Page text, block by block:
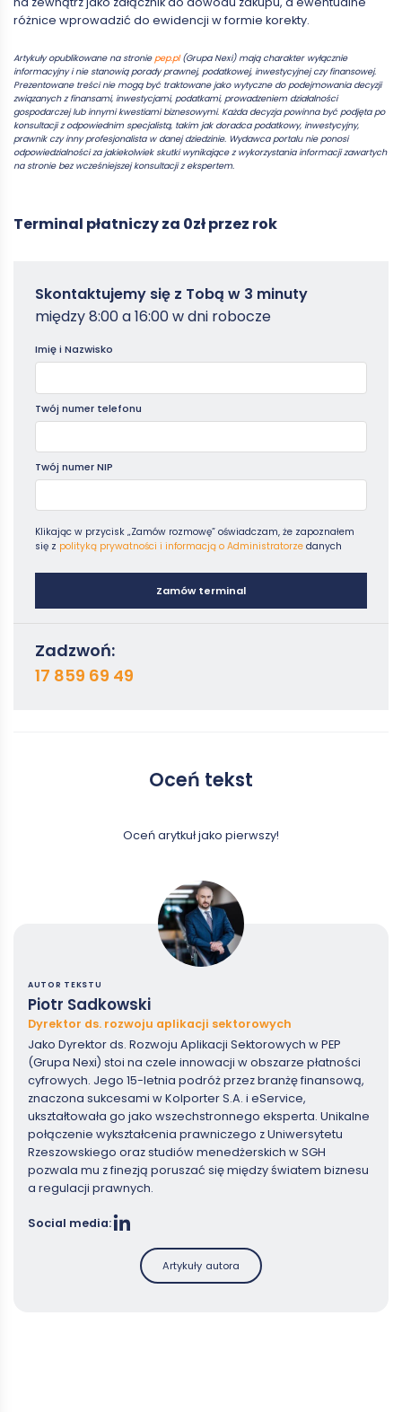
różnice wprowadzić do ewidencji w formie korekty.
Artykuły opublikowane na stroniepep.pl(Grupa Nexi) mają charakter wyłącznie
informacyjny i nie stanowią porady prawnej, podatkowej, inwestycyjnej czy finansowej.
Prezentowane treści nie mogą być traktowane jako wytyczne do podejmowania decyzji
związanych z finansami, inwestycjami, podatkami, prowadzeniem działalności
gospodarczej lub innymi kwestiami biznesowymi. Każda decyzja powinna być podjęta po
konsultacji z odpowiednim specjalistą, takim jak doradca podatkowy, inwestycyjny,
prawnik czy inny profesjonalista w danej dziedzinie. Wydawca portalu nie ponosi
odpowiedzialności za jakiekolwiek skutki wynikające z wykorzystania informacji zawartych
na stronie bez wcześniejszej konsultacji z ekspertem.
Terminal płatniczy za 0zł przez rok
Zamowterminal
Poradniki
Skontaktujemy się z Tobą w 3 minuty
między 8:00 a 16:00 w dni robocze
Imię i Nazwisko
Twój numer telefonu
Twój numer NIP
Klikając w przycisk „Zamów rozmowę” oświadczam, że zapoznałem
się z polityką prywatności i informacją o Administratorze danych
Zamów terminal
Zadzwoń:
17 859 69 49
Oceń tekst
Oceń arytkuł jako pierwszy!
AUTOR TEKSTU
Piotr Sadkowski
Dyrektor ds. rozwoju aplikacji sektorowych
Jako Dyrektor ds. Rozwoju Aplikacji Sektorowych w PEP
(Grupa Nexi) stoi na czele innowacji w obszarze płatności
cyfrowych. Jego 15-letnia podróż przez branżę finansową,
znaczona sukcesami w Kolporter S.A. i eService,
ukształtowała go jako wszechstronnego eksperta. Unikalne
połączenie wykształcenia prawniczego z Uniwersytetu
Rzeszowskiego oraz studiów menedżerskich w SGH
pozwala mu z finezją poruszać się między światem biznesu
a regulacji prawnych.
Social media:
Artykuły autora